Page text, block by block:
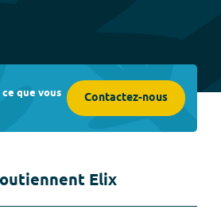
que vous Contactez-nous
Elix